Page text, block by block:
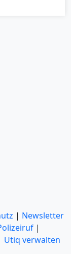
| Newsletter
|
Utiq verwalten